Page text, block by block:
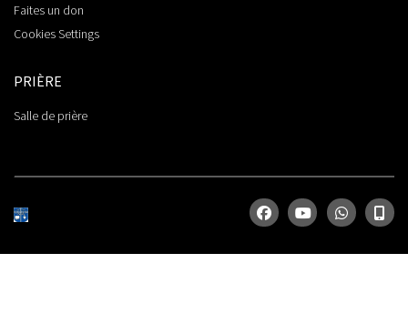
Faites un don
Cookies Settings
PRIÈRE
Salle de prière